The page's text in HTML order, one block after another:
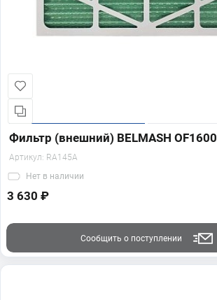
Фильтр (внешний) BELMASH OF1600
Артикул: RA145A
Нет в наличии
3 630 ₽
Сообщить о поступлении